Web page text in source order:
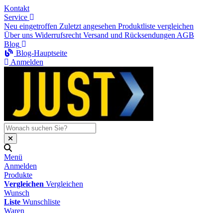
Kontakt
Service
Neu eingetroffen Zuletzt angesehen Produktliste vergleichen
Über uns Widerrufsrecht Versand und Rücksendungen AGB
Blog
Blog-Hauptseite
Anmelden
Menü
Anmelden
Produkte
Vergleichen Vergleichen
Wunsch
Liste Wunschliste
Waren